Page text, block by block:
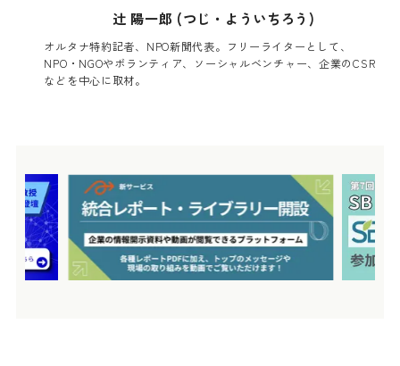
辻 陽一郎 (つじ・よういちろう)
オルタナ特約記者、NPO新聞代表。フリーライターとして、
NPO・NGOやボランティア、ソーシャルベンチャー、企業のCSR
などを中心に取材。